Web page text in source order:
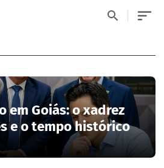
em Goiás: o xadrez
e o tempo histórico